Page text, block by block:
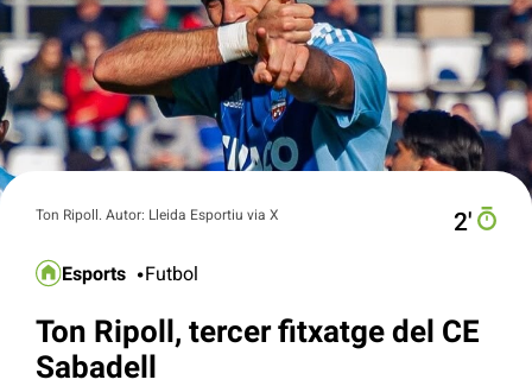
Ton Ripoll. Autor: Lleida Esportiu via X 2′
Esports Futbol
Ton Ripoll, tercer fitxatge del CE
Sabadell